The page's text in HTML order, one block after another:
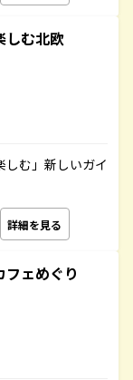
む北欧
しむ」新しいガイ
詳細を見る
ェめぐり